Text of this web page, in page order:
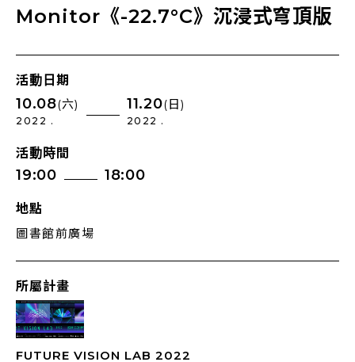
Monitor《-22.7°C》沉浸式穹頂版
活動日期
10.08(六)
2022 .
11.20(日)
2022 .
活動時間
19:00 18:00
地點
圖書館前廣場
所屬計畫
FUTURE VISION LAB 2022